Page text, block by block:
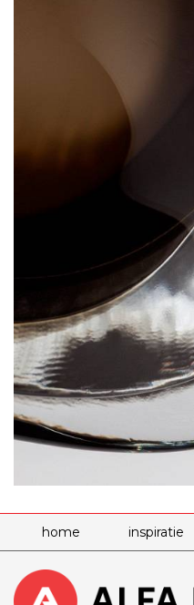
home inspiratie